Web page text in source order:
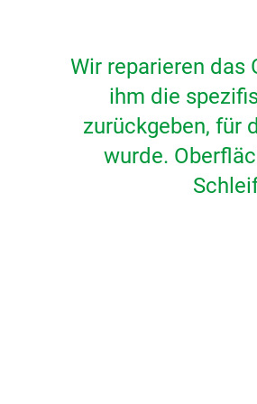
Wir reparieren das
ihm die
zurückgeben, für
wurde.